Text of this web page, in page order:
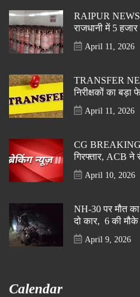
RAIPUR
राजधानी में 5
April 11, 2026
TRANSFER
निरीक्षकों का
April 11, 2026
CG
गिरफ्तार, ACB ने
April 10, 2026
NH-30 पर मौत
दो कार, 6 की मौके
April 9, 2026
Calendar